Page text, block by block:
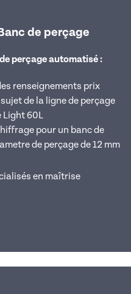
de perçage
perçage automatisé :
renseignements prix
de la ligne de perçage
Light 60L
pour un banc de
de perçage de 12 mm
en maîtrise
la suite